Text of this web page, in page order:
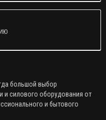
большой выбор
и силового оборудования от
и бытового